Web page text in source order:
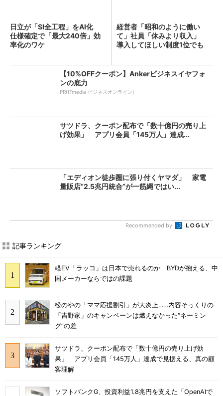
日立が「SI全工程」をAI化
仕様確定で「最大240倍」効
率化のワケ
経営者「昭和のように働い
て」社員「休みより収入」
導入してほしい制度1位でも
【10%OFFクーポン】Ankerビジネスイヤフォ
ンの底力
PR(ITmedia ビジネスオンライン)
サツドラ、クーポン配布で「数十億円の売り上
げ効果」 アプリ会員「145万人」達成...
「エディオン徒歩圏に張り付くヤマダ」 家電
量販店“2.5兆円統合”が一筋縄ではい...
Recommended by
記事ランキング
軽EV「ラッコ」は日本で売れるのか BYDが抱える、中
国メーカーならではの課題
松のやの「ママ応援割引」が大炎上……内容そっくりの
「吉野家」のキャンペーンは燃えなかった“ネーミン
グ”の差
サツドラ、クーポン配布で「数十億円の売り上げ効
果」 アプリ会員「145万人」達成で見据える、真の顧
客理解
ソフトバンクG、投資利益1.8兆円を支えた「OpenAIで